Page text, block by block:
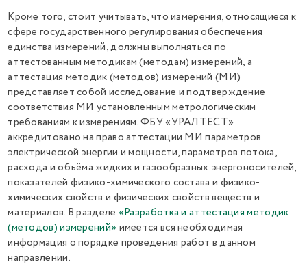
Кроме того, стоит учитывать, что измерения, относящиеся к
сфере государственного регулирования обеспечения
единства измерений, должны выполняться по
аттестованным методикам (методам) измерений, а
аттестация методик (методов) измерений (МИ)
представляет собой исследование и подтверждение
соответствия МИ установленным метрологическим
требованиям к измерениям. ФБУ «УРАЛТЕСТ»
аккредитовано на право аттестации МИ параметров
электрической энергии и мощности, параметров потока,
расхода и объёма жидких и газообразных энергоносителей,
показателей физико-химического состава и физико-
химических свойств и физических свойств веществ и
материалов. В разделе «Разработка и аттестация методик
(методов) измерений»имеется вся необходимая
информация о порядке проведения работ в данном
направлении.